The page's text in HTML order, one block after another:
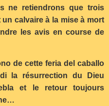
ne retiendrons que trois
calvaire à la mise à mort
les avis en course de
de cette feria del caballo
la résurrection du Dieu
et le retour toujours